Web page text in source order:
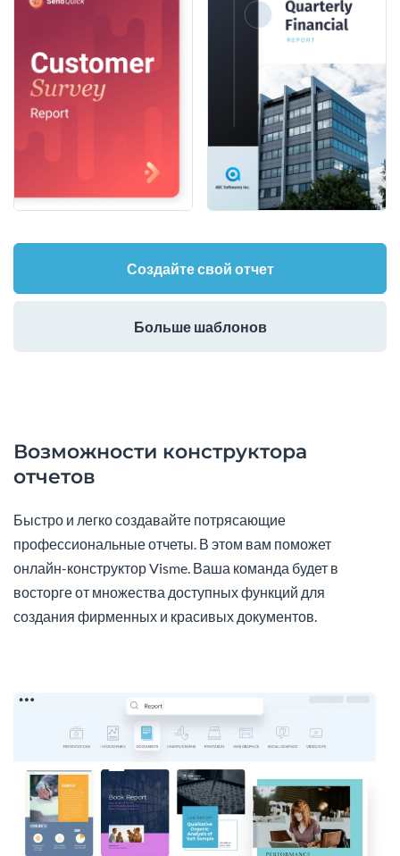
Создайте свой отчет
Больше шаблонов
Возможности конструктора
отчетов
Быстро и легко создавайте потрясающие
профессиональные отчеты. В этом вам поможет
онлайн-конструктор Visme. Ваша команда будет в
восторге от множества доступных функций для
создания фирменных и красивых документов.